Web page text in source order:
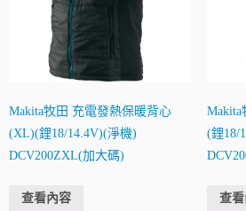
Makita牧田 充電發熱保暖背心
(XL)(鋰18/14.4V)(淨機)
DCV200ZXL(加大碼)
查看內容
(鋰18/
查